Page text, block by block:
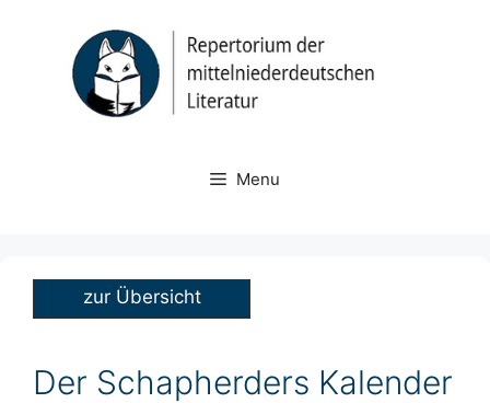
Menu
zur Übersicht
Der Schapherders Kalender